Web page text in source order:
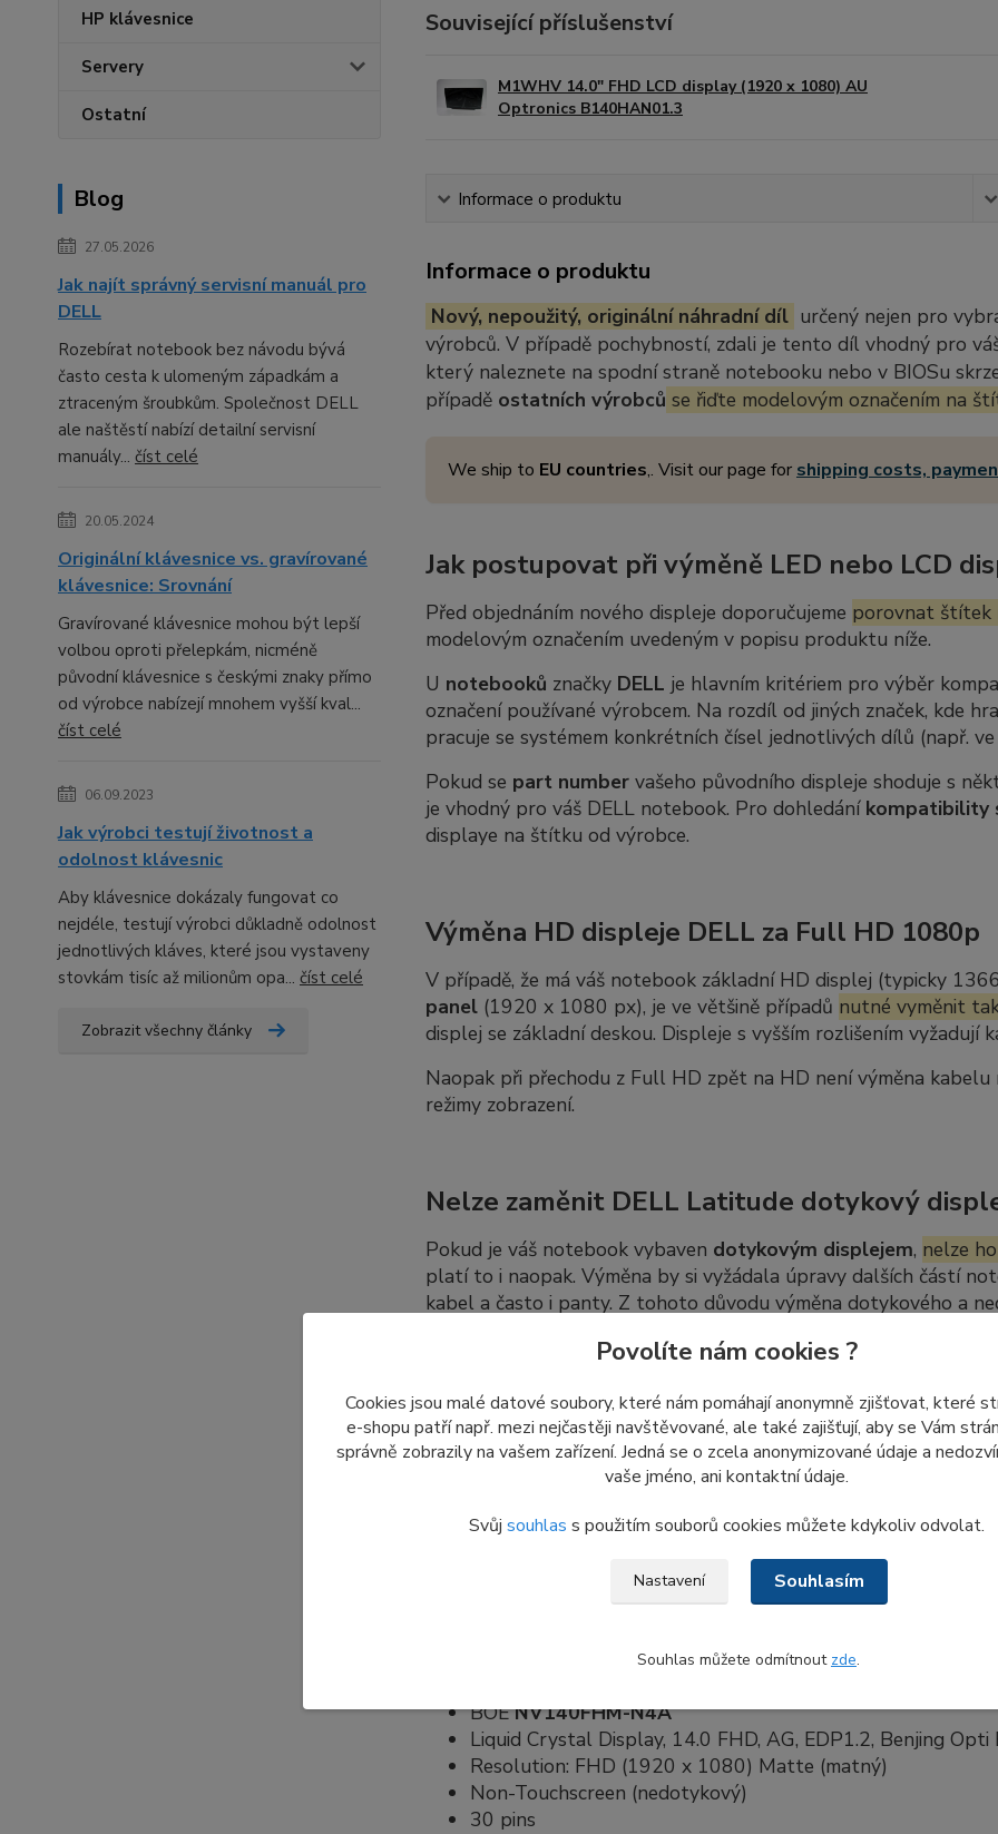
HP klávesnice
Servery
Ostatní
Blog
27.05.2026
Jak najít správný servisní manuál pro
DELL
Rozebírat notebook bez návodu bývá
často cesta k ulomeným západkám a
ztraceným šroubkům. Společnost DELL
ale naštěstí nabízí detailní servisní
manuály... číst celé
20.05.2024
Originální klávesnice vs. gravírované
klávesnice: Srovnání
Gravírované klávesnice mohou být lepší
volbou oproti přelepkám, nicméně
původní klávesnice s českými znaky přímo
od výrobce nabízejí mnohem vyšší kval...
číst celé
06.09.2023
Jak výrobci testují životnost a
odolnost klávesnic
Aby klávesnice dokázaly fungovat co
nejdéle, testují výrobci důkladně odolnost
jednotlivých kláves, které jsou vystaveny
stovkám tisíc až milionům opa... číst celé
Zobrazit všechny články
Související příslušenství
M1WHV 14.0" FHD LCD display (1920 x 1080) AU
Optronics B140HAN01.3
Informace o produktu
Informace o produktu
Nový, nepoužitý, originální náhradní díl určený nejen pro
výrobců. V případě pochybností, zdali je tento díl vhodný pro
který naleznete na spodní straně notebooku nebo v BIOSu
případě ostatních výrobců se řiďte modelovým označením na
We ship to EU countries,. Visit our page for shipping costs,
Jak postupovat při výměně LED nebo LCD
Před objednáním nového displeje doporučujeme porovnat štítek
modelovým označením uvedeným v popisu produktu níže.
U notebooků značky DELL je hlavním kritériem pro výběr
označení používané výrobcem. Na rozdíl od jiných značek, kde
pracuje se systémem konkrétních čísel jednotlivých dílů (např.
Pokud se part numbervašeho původního displeje shoduje s
je vhodný pro váš DELL notebook. Pro dohledání kompatibility
displaye na štítku od výrobce.
Výměna HD displeje DELL za Full HD 1080p
V případě, že má váš notebook základní HD displej (typicky
panel(1920 x 1080 px), je ve většině případů nutné vyměnit
displej se základní deskou. Displeje s vyšším rozlišením
Naopak při přechodu z Full HD zpět na HD není výměna
režimy zobrazení.
Nelze zaměnit DELL Latitude dotykový
Pokud je váš notebook vybaven dotykovým displejem, nelze
platí to i naopak. Výměna by si vyžádala úpravy dalších částí
kabel a často i panty. Z tohoto důvodu výměna dotykového a
Doprodej nových LCD displejů ze skladu
poslední kusy nepoužitých displejůze skladových
prosím nezasílejte dotazy a žádosti
pouze to, co je aktuálně uvedeno v e-shopu.
Specifikace náhradního dílu:
BOENV140FHM-N4A
Liquid Crystal Display, 14.0 FHD, AG, EDP1.2, Benjing Opti
Resolution: FHD (1920 x 1080) Matte (matný)
Non-Touchscreen (nedotykový)
30 pins
Povolíte nám cookies ?
Cookies jsou malé datové soubory, které nám pomáhají anonymně zjišťovat, které
e-shopu patří např. mezi nejčastěji navštěvované, ale také zajišťují, aby se Vám
správně zobrazily na vašem zařízení. Jedná se o zcela anonymizované údaje a
vaše jméno, ani kontaktní údaje.
Svůj souhlas s použitím souborů cookies můžete kdykoliv odvolat.
Nastavení Souhlasím
Souhlas můžete odmítnout zde.